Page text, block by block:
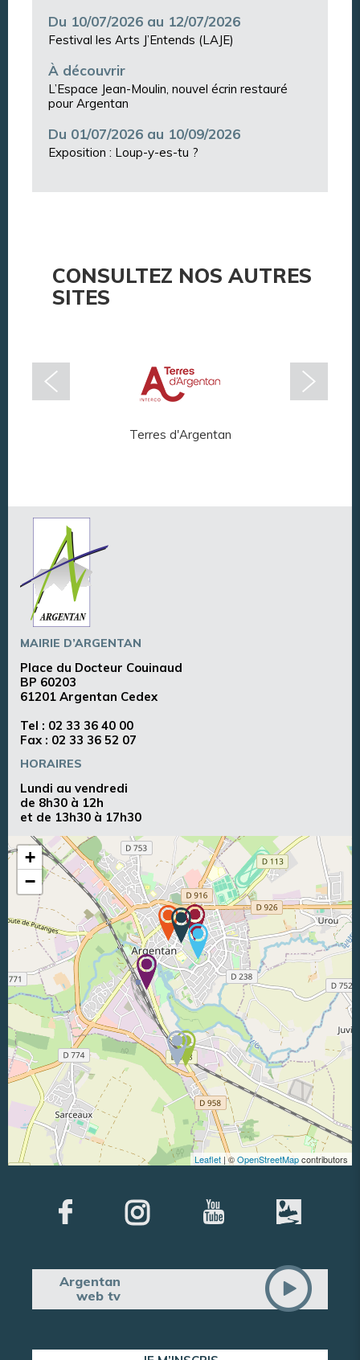
Du 10/07/2026 au 12/07/2026
Festival les Arts J’Entends (LAJE)
À découvrir
L’Espace Jean-Moulin, nouvel écrin restauré
pour Argentan
Du 01/07/2026 au 10/09/2026
Exposition : Loup-y-es-tu ?
CONSULTEZ NOS AUTRES
SITES
Terres d'Argentan
MAIRIE D’ARGENTAN
Place du Docteur Couinaud
BP 60203
61201 Argentan Cedex
Tel : 02 33 36 40 00
Fax : 02 33 36 52 07
HORAIRES
Lundi au vendredi
de 8h30 à 12h
et de 13h30 à 17h30
+
−
Leaflet | ©OpenStreetMapcontributors
Argentan
web tv